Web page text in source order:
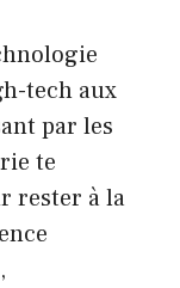
tech aux
par les
te
rester à la